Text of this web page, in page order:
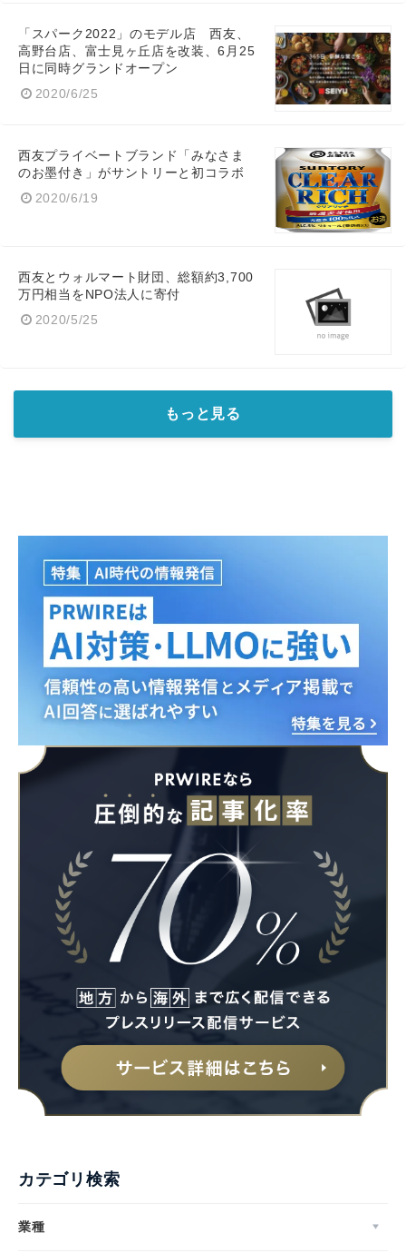
「スパーク2022」のモデル店 西友、
高野台店、富士見ヶ丘店を改装、6月25
日に同時グランドオープン
2020/6/25
西友プライベートブランド「みなさま
のお墨付き」がサントリーと初コラボ
2020/6/19
西友とウォルマート財団、総額約3,700
万円相当をNPO法人に寄付
2020/5/25
もっと見る
カテゴリ検索
業種